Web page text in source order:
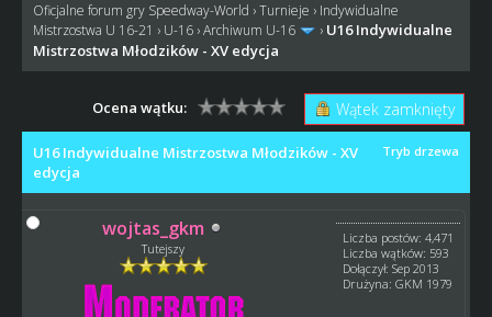
Oficjalne forum gry Speedway-World ›Turnieje › Indywidualne
Mistrzostwa U 16-21 › U-16›Archiwum U-16 › U16 Indywidualne
Mistrzostwa Młodzików - XV edycja
Wątek zamknięty
Ocena wątku:
Tryb drzewa
U16 Indywidualne Mistrzostwa Młodzików - XV
edycja
wojtas_gkm
Tutejszy
Liczba postów: 4,471
Liczba wątków: 593
Dołączył: Sep 2013
Drużyna: GKM 1979